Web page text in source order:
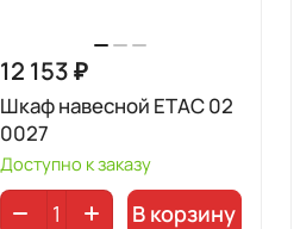
12 153 ₽
Шкаф навесной ETAC 02
0027
Доступно к заказу
В корзину